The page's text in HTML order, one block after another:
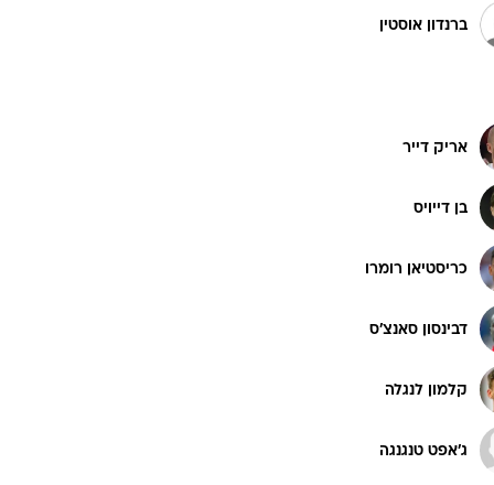
ברנדון אוסטין
אריק דייר
בן דייויס
כריסטיאן רומרו
דבינסון סאנצ'ס
קלמון לנגלה
ג'אפט טנגנגה